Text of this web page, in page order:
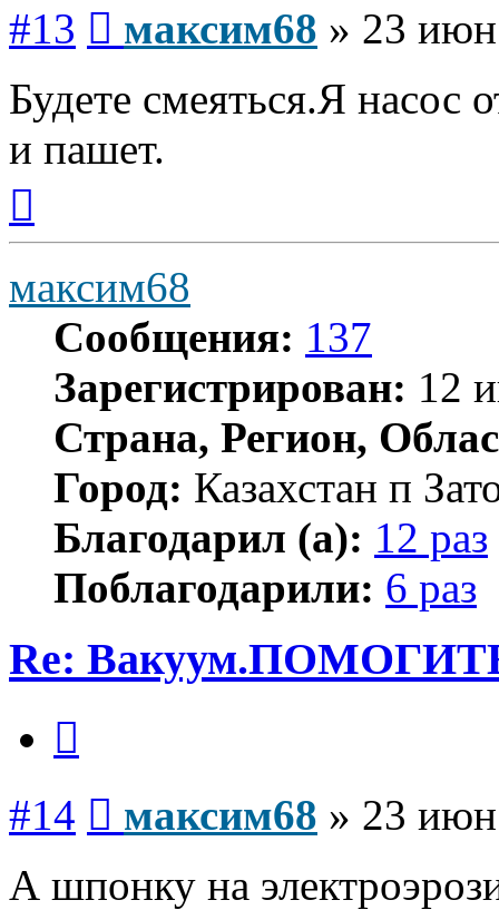
#13 максим68 » 23
Будете смеяться.Я насос
и пашет.
началу
максим68
Сообщения: 137
Зарегистрирован: 12
Страна, Регион,
Город: Казахстан п
Благодарил (а): 12 раз
Поблагодарили: 6 раз
Re:
#14 максим68 » 23
А шпонку на